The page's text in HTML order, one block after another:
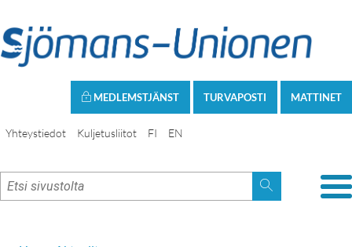
MATTINET
TURVAPOSTI
MEDLEMSTJÄNST
Yhteystiedot Kuljetusliitot FI EN